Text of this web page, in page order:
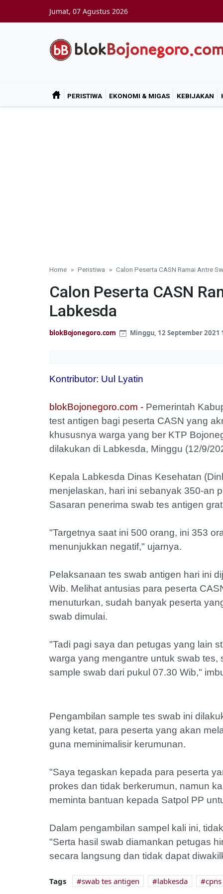
Jumat, 07 Agustus 2026
PERISTIWA EKONOMI & MIGAS KEBIJAKAN
Home Peristiwa Calon Peserta CASN Ramai Antre
Calon Peserta CASN
Labkesda
blokBojonegoro.com Minggu, 12 September 2021
Kontributor: Uul Lyatin
blokBojonegoro.com - Pemerintah
test antigen bagi peserta CASN yang
khususnya warga yang ber KTP
dilakukan di Labkesda, Minggu (12/9/
Kepala Labkesda Dinas Kesehatan
menjelaskan, hari ini sebanyak 350-an
Sasaran penerima swab tes antigen
"Targetnya saat ini 500 orang, ini 353
menunjukkan negatif," ujarnya.
Pelaksanaan tes swab antigen hari ini
Wib. Melihat antusias para peserta
menuturkan, sudah banyak peserta
swab dimulai.
"Tadi pagi saya dan petugas yang lain
warga yang mengantre untuk swab
sample swab dari pukul 07.30 Wib,"
Pengambilan sample tes swab ini
yang ketat, para peserta yang akan
guna meminimalisir kerumunan.
"Saya tegaskan kepada para peserta
prokes dan tidak berkerumun, namun
meminta bantuan kepada Satpol PP
Dalam pengambilan sampel kali ini,
"Serta hasil swab diamankan petugas
secara langsung dan tidak dapat
Tags swab tes antigen labkesda cpns